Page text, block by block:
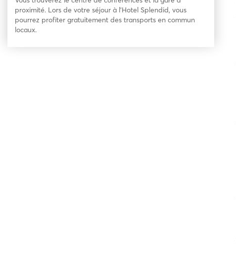
proximité. Lors de votre séjour à l’Hotel Splendid, vous
pourrez profiter gratuitement des transports en commun
locaux.